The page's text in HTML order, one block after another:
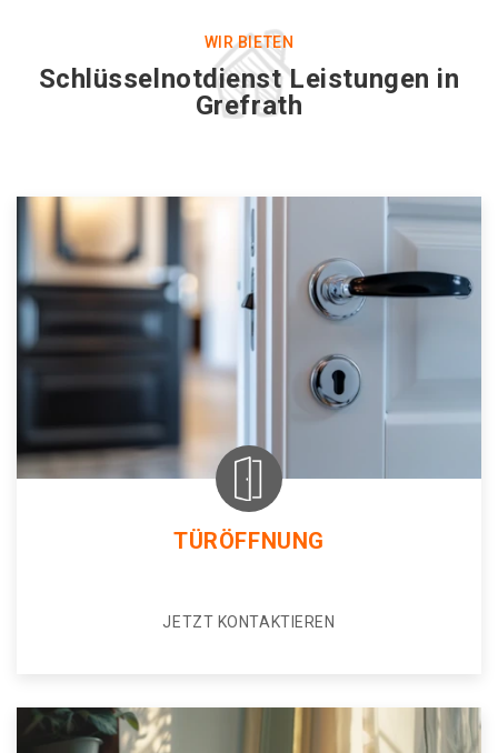
WIR BIETEN
Schlüsselnotdienst Leistungen in
Grefrath
TÜRÖFFNUNG
JETZT KONTAKTIEREN